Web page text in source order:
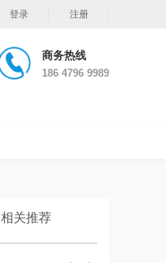
登录 注册
商务热线
186 4796 9989
相关推荐